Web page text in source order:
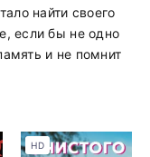
найти своего
если бы не одно
и не помнит
HD